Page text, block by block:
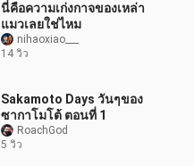
นี่คือความเก่งกาจของเหล่า
แมวเลยใช่ไหม
nihaoxiao___
14 วิว
Sakamoto Days วันๆของ
ซากาโมโต้ ตอนที่ 1
RoachGod
5 วิว